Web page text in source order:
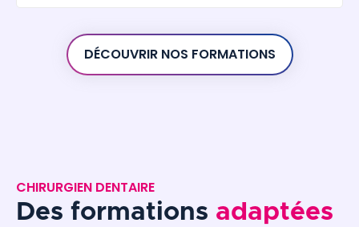
DÉCOUVRIR NOS FORMATIONS
CHIRURGIEN DENTAIRE
Des formations adaptées